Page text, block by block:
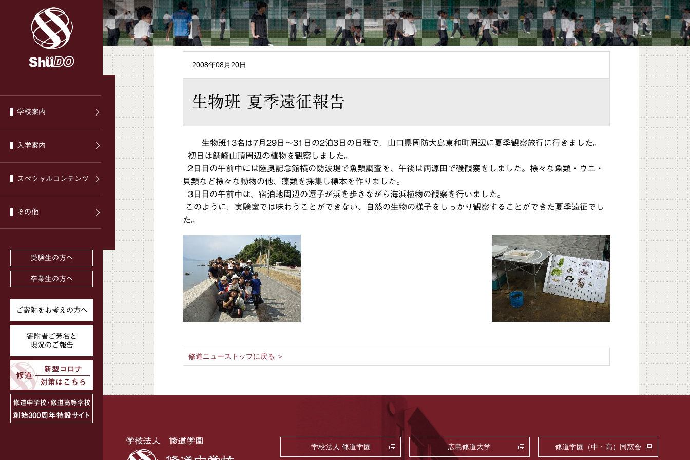
学校案内
入学案内
スぺシャルコンテンツ
その他
受験生の方へ
卒業生の方へ
ご寄附をお考えの方へ
寄附者ご芳名と
現況のご報告
2008年08月20日
生物班 夏季遠征報告
生物班13名は7月29日～31日の2泊3日の日程で、山口県周防大島東和町周辺に夏季観察旅行に行きました。
初日は鯛峰山頂周辺の植物を観察しました。
2日目の午前中には陸奥記念館横の防波堤で魚類調査を、午後は両源田で磯観察をしました。様々な魚類・ウニ・
貝類など様々な動物の他、藻類を採集し標本を作りました。
3日目の午前中は、宿泊地周辺の逗子が浜を歩きながら海浜植物の観察を行いました。
このように、実験室では味わうことができない、自然の生物の様子をしっかり観察することができた夏季遠征でし
た。
修道ニューストップに戻る ＞
学校法人 修道学園 広島修道大学 修道学園（中・高）同窓会